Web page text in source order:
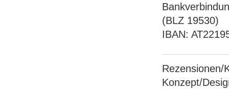
(BLZ 19530)
IBAN:
Rezensionen/
Konzept/